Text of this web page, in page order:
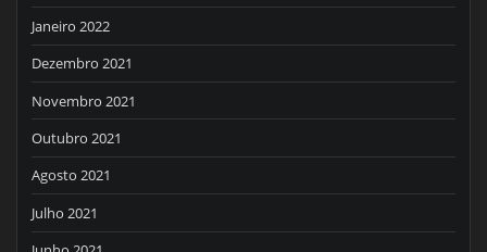
Janeiro 2022
Dezembro 2021
Novembro 2021
Outubro 2021
Agosto 2021
Julho 2021